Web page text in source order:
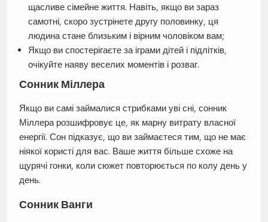
щасливе сімейне життя. Навіть, якщо ви зараз
самотні, скоро зустрінете другу половинку, ця
людина стане близьким і вірним чоловіком вам;
Якщо ви спостерігаєте за іграми дітей і підлітків,
очікуйте наяву веселих моментів і розваг.
Сонник Міллера
Якщо ви самі займалися стрибками уві сні, сонник
Міллера розшифровує це, як марну витрату власної
енергії. Сон підказує, що ви займаєтеся тим, що не має
ніякої користі для вас. Ваше життя більше схоже на
щурячі гонки, коли сюжет повторюється по колу день у
день.
Сонник Ванги